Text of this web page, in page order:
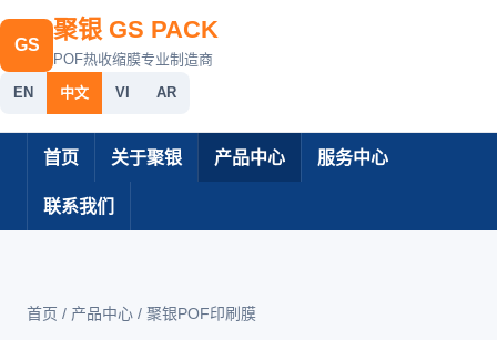
GS
聚银 GS PACK
POF热收缩膜专业制造商
EN
中文 VI AR
首页 关于聚银 产品中心 服务中心
联系我们
首页 / 产品中心 / 聚银POF印刷膜